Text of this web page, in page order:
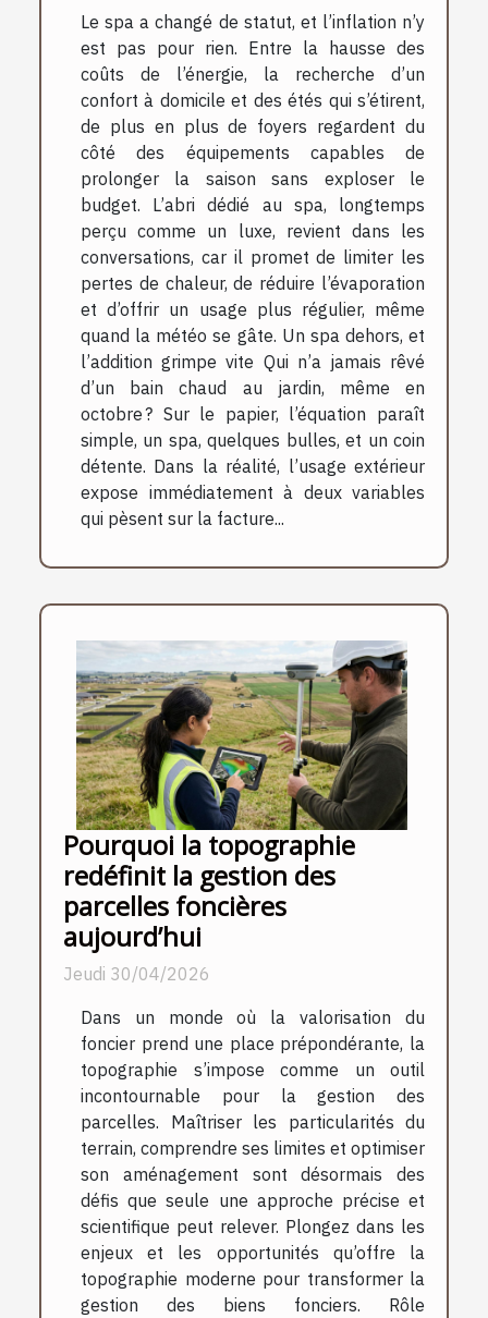
Le spa a changé de statut, et l’inflation n’y
est pas pour rien. Entre la hausse des
coûts de l’énergie, la recherche d’un
confort à domicile et des étés qui s’étirent,
de plus en plus de foyers regardent du
côté des équipements capables de
prolonger la saison sans exploser le
budget. L’abri dédié au spa, longtemps
perçu comme un luxe, revient dans les
conversations, car il promet de limiter les
pertes de chaleur, de réduire l’évaporation
et d’offrir un usage plus régulier, même
quand la météo se gâte. Un spa dehors, et
l’addition grimpe vite Qui n’a jamais rêvé
d’un bain chaud au jardin, même en
octobre ? Sur le papier, l’équation paraît
simple, un spa, quelques bulles, et un coin
détente. Dans la réalité, l’usage extérieur
expose immédiatement à deux variables
qui pèsent sur la facture...
Pourquoi la topographie
redéfinit la gestion des
parcelles foncières
aujourd’hui
Jeudi 30/04/2026
Dans un monde où la valorisation du
foncier prend une place prépondérante, la
topographie s’impose comme un outil
incontournable pour la gestion des
parcelles. Maîtriser les particularités du
terrain, comprendre ses limites et optimiser
son aménagement sont désormais des
défis que seule une approche précise et
scientifique peut relever. Plongez dans les
enjeux et les opportunités qu’offre la
topographie moderne pour transformer la
gestion des biens fonciers. Rôle